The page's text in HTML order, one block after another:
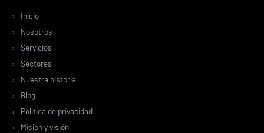
Inicio
Nosotros
Servicios
Sectores
Nuestra historia
Blog
Politica de privacidad
Misión y visión